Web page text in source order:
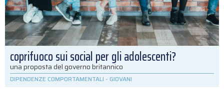
coprifuoco sui social per gli adolescenti?
una proposta del governo britannico
DIPENDENZE COMPORTAMENTALI - GIOVANI